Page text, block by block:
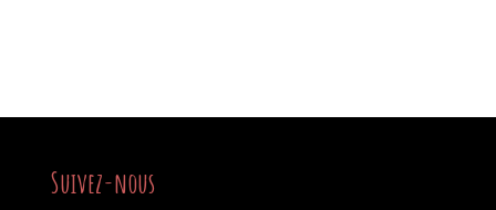
Suivez-nous